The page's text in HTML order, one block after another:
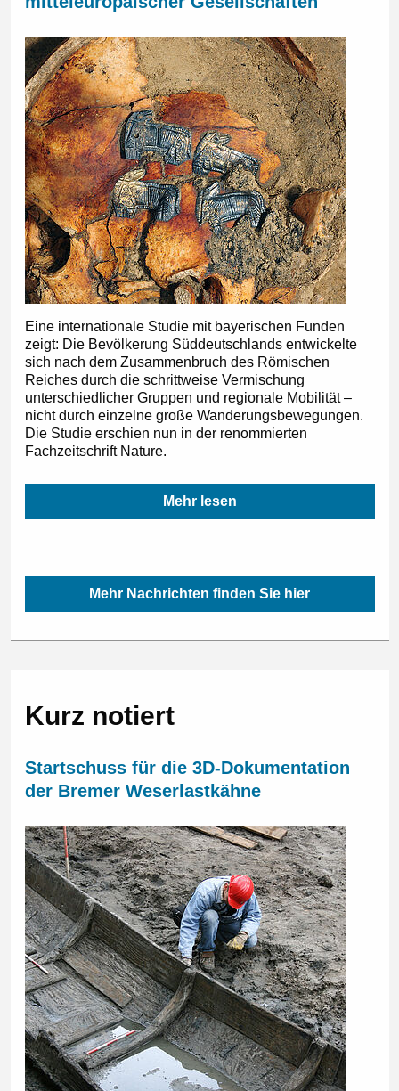
Eine internationale Studie mit bayerischen Funden
zeigt: Die Bevölkerung Süddeutschlands entwickelte
sich nach dem Zusammenbruch des Römischen
Reiches durch die schrittweise Vermischung
unterschiedlicher Gruppen und regionale Mobilität –
nicht durch einzelne große Wanderungsbewegungen.
Die Studie erschien nun in der renommierten
Fachzeitschrift Nature.
Mehr lesen
Mehr Nachrichten finden Sie hier
Kurz notiert
Startschuss für die 3D-Dokumentation
der Bremer Weserlastkähne